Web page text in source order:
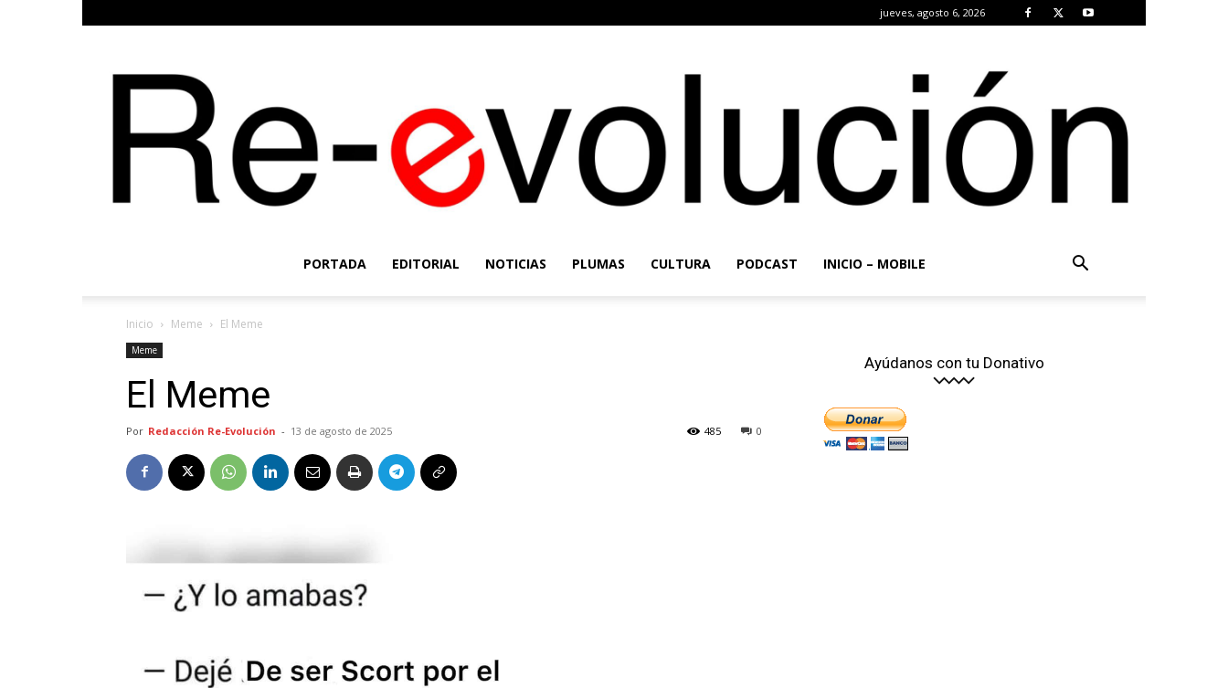
jueves, agosto 6, 2026
PORTADA EDITORIAL NOTICIAS PLUMAS CULTURA PODCAST INICIO – MOBILE
Inicio Meme El Meme
Meme
El Meme
Por Redacción Re-Evolución - 13 de agosto de 2025 0
485
Ayúdanos con tu Donativo